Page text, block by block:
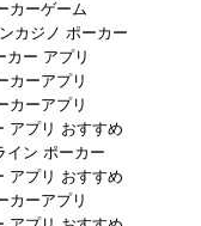
カーゲーム
カジノ ポーカー
カー アプリ
カーアプリ
カーアプリ
アプリ おすすめ
イン ポーカー
アプリ おすすめ
カーアプリ